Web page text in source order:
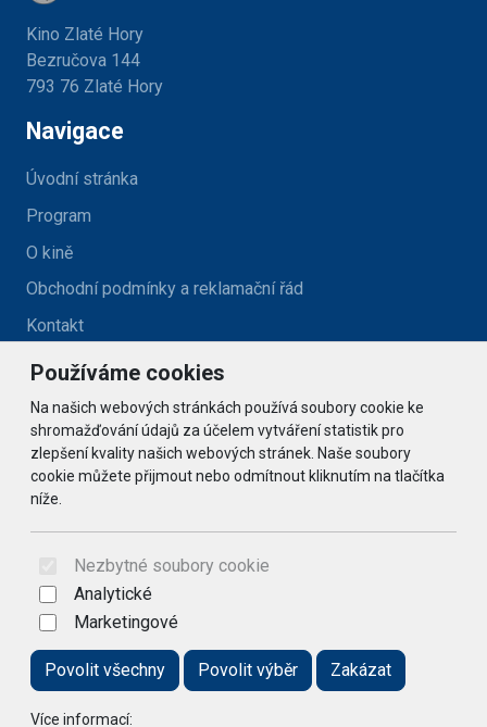
Používáme cookies
Na našich webových stránkách používá soubory cookie ke
shromažďování údajů za účelem vytváření statistik pro
zlepšení kvality našich webových stránek. Naše soubory
cookie můžete přijmout nebo odmítnout kliknutím na tlačítka
níže.
Nezbytné soubory cookie
Analytické
Marketingové
Povolit všechny Povolit výběr Zakázat
Více informací:
Kino Zlaté Hory
Bezručova 144
793 76 Zlaté Hory
Navigace
Úvodní stránka
Program
O kině
Obchodní podmínky a reklamační řád
Kontakt
Kontakt
kino@zlatehory.cz
Social
© 2026 Arrabella s.r.o., mayabella s.r.o., Všechna práva
Hosting: - Web: